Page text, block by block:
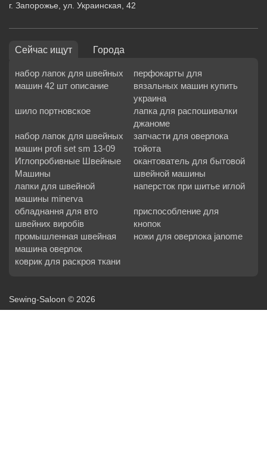
г. Запорожье, ул. Украинская, 42
Сейчас ищут Города
набор лапок для швейных
машин 42 шт описание
перфокарты для
вязальных машин купить
украина
шило портновское
лапка для распошивалки
джаноме
набор лапок для швейных
машин profi set sm 13-09
запчасти для оверлока
тойота
Иглопробивные Швейные
Машины
окантователь для бытовой
швейной машины
лапки для швейной
машины minerva
наперсток при шитье иглой
обладнання для вто
швейних виробів
приспособление для
кнопок
промышленная швейная
машина оверлок
ножи для оверлока janome
коврик для раскроя ткани
Sewing-Saloon © 2026